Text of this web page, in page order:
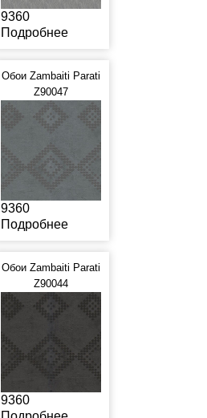
9360
Подробнее
Обои Zambaiti Parati
Z90047
9360
Подробнее
Обои Zambaiti Parati
Z90044
9360